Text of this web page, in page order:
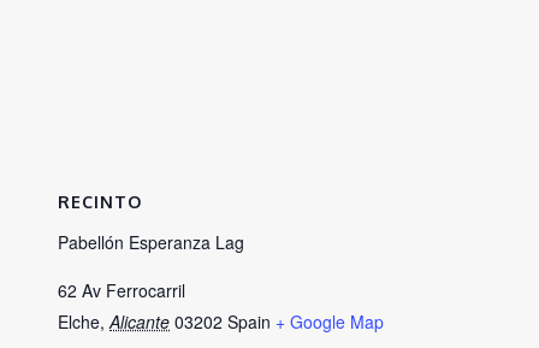
RECINTO
Pabellón Esperanza Lag
62 Av Ferrocarril
Elche, Alicante 03202 Spain + Google Map